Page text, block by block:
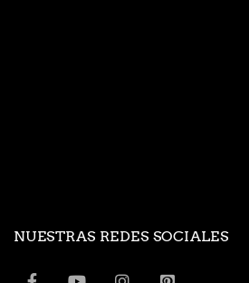
NUESTRAS REDES SOCIALES